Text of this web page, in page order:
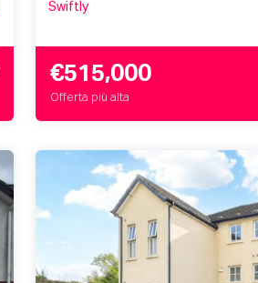
Swiftly
€515,000
Offerta più alta